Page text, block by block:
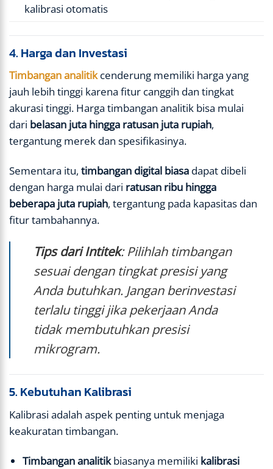
kalibrasi otomatis
4. Harga dan Investasi
Timbangan analitikcenderung memiliki harga yang
jauh lebih tinggi karena fitur canggih dan tingkat
akurasi tinggi. Harga timbangan analitik bisa mulai
dari belasan juta hingga ratusan juta rupiah,
tergantung merek dan spesifikasinya.
Sementara itu, timbangan digital biasa dapat dibeli
dengan harga mulai dari ratusan ribu hingga
beberapa juta rupiah, tergantung pada kapasitas dan
fitur tambahannya.
Tips dari Intitek: Pilihlah timbangan
sesuai dengan tingkat presisi yang
Anda butuhkan. Jangan berinvestasi
terlalu tinggi jika pekerjaan Anda
tidak membutuhkan presisi
mikrogram.
5. Kebutuhan Kalibrasi
Kalibrasi adalah aspek penting untuk menjaga
keakuratan timbangan.
Timbangan analitikbiasanya memiliki kalibrasi